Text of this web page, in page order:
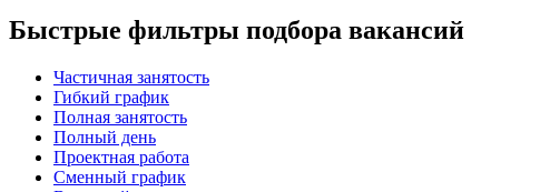
Быстрые фильтры подбора вакансий
Частичная занятость
Гибкий график
Полная занятость
Полный день
Проектная работа
Сменный график